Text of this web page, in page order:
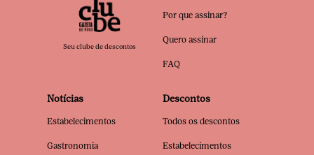
Seu clube de descontos
Por que assinar?
Quero assinar
FAQ
Notícias
Estabelecimentos
Gastronomia
Descontos
Todos os descontos
Estabelecimentos